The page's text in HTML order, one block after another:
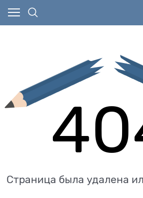
Страница была удалена